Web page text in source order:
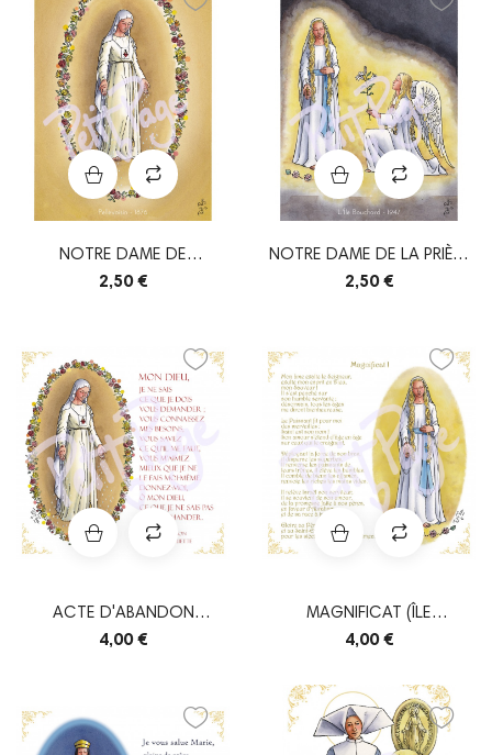
NOTRE DAME DE
PELLEVOISIN
2,50 €
NOTRE DAME DE LA PRIÈRE
(ILE BOUCHARD)
2,50 €
ACTE D'ABANDON
(PELLEVOISIN)
4,00 €
MAGNIFICAT (ÎLE
BOUCHARD)
4,00 €